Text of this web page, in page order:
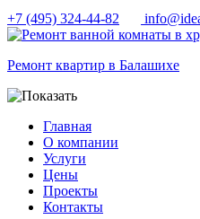
+7 (495) 324-44-82
Ремонт квартир в Балашихе
Главная
О компании
Услуги
Цены
Проекты
Контакты